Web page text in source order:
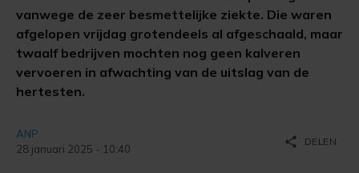
vanwege de zeer besmettelijke ziekte. Die waren
afgelopen vrijdag grotendeels al afgeschaald, maar
twaalf bedrijven mochten nog geen kalveren
vervoeren in afwachting van de uitslag van de
hertesten.
ANP
28 januari 2025 - 10:40
share DELEN